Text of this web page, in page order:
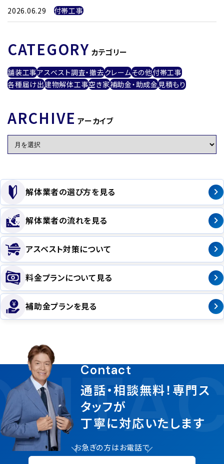
2026.06.29 付帯工事
CATEGORY カテゴリー
舗装工事アスベスト調査・撤去クレームその他付帯工事
各種届け出建物解体工事空き家補助金・助成金見積もり
ARCHIVE アーカイブ
解体業者の選び方を見る
解体業者の流れを見る
アスベスト対策について
料金プランについて見る
補助金プランを見る
Contact
通話・相談無料！専門ス
タッフが
丁寧に対応いたします
お急ぎの方はお電話で